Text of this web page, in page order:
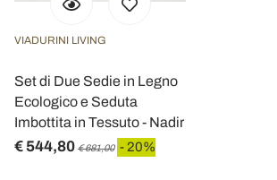
VIADURINI LIVING
Set di Due Sedie in Legno
Ecologico e Seduta
Imbottita in Tessuto - Nadir
€ 544,80 € 681,00 - 20%